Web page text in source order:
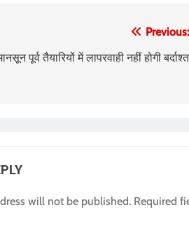
Previous:
पूर्व तैयारियों में लापरवाही नहीं होगी बर्दाश्त
will not be published. Required